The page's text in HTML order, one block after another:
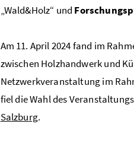
„Wald&Holz“ und
Am 11. April 2024 fand im
zwischen Holzhandwerk und
Netzwerkveranstaltung im
fiel die Wahl des
Salzburg.